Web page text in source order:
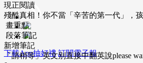
下載App抽好禮 訂閱電子報
現正閱讀
殘酷真相！你不當「辛苦的第一代」，
畫重點
段落筆記
新增筆記
「請稍等」英文別直接中翻英說please